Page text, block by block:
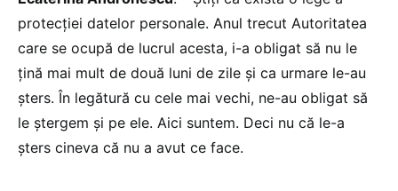
protecţiei datelor personale. Anul trecut Autoritatea
care se ocupă de lucrul acesta, i-a obligat să nu le
ţină mai mult de două luni de zile şi ca urmare le-au
şters. În legătură cu cele mai vechi, ne-au obligat să
le ştergem şi pe ele. Aici suntem. Deci nu că le-a
şters cineva că nu a avut ce face.